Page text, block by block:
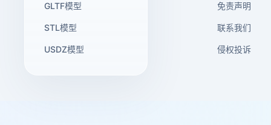
GLTF模型
STL模型
USDZ模型
免责声明
联系我们
侵权投诉